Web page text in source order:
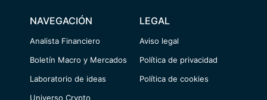
NAVEGACIÓN
Analista Financiero
Boletín Macro y Mercados
Laboratorio de ideas
Universo Crypto
LEGAL
Aviso legal
Política de privacidad
Política de cookies